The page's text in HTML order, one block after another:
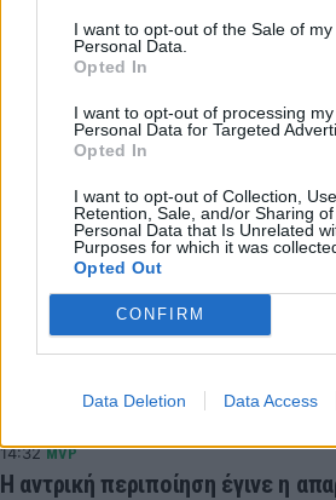
I want to opt-out of the Sale of my
Personal Data.
Opted In
I want to opt-out of processing my
Personal Data for Targeted
Opted In
I want to opt-out of Collection, Use,
Retention, Sale, and/or Sharing
Personal Data that Is Unrelated
Purposes for which it was
Opted Out
CONFIRM
Data Deletion Data Access
LATEST NEWS
SUPER LEAGUE
ώρα να παίξω μπροστά στον
EUROLEAGUE
EuroInsiders: «Ο Δημήτρης
αυθεντικός άνθρωπος που κρατά
Το «La Casa de Papel» του Ρόδρι
εποχής στη Μπαρτσελόνα
14:42SUPER LEAGUE
Ο Μαρινάκης δίνει τα «κλειδιά»
Ολυμπιακό, Νότιγχαμ και Ρίο Άβε
14:32MVP
Η αντρική περιποίηση έγινε η